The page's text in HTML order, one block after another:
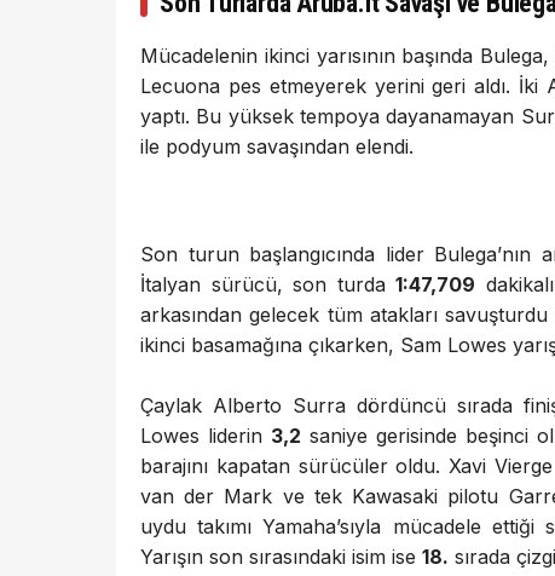
Mücadelenin ikinci yarısının başında Bulega,
Lecuona pes etmeyerek yerini geri aldı.
yaptı. Bu yüksek tempoya dayanamayan
ile podyum savaşından elendi.
Son turun başlangıcında lider Bulega’nın
İtalyan sürücü, son turda1:47,709
arkasından gelecek tüm atakları
ikinci basamağına çıkarken, Sam Lowes
Çaylak Alberto Surra dördüncü sırada
Lowes liderin 3,2 saniye gerisinde beşinci
barajını kapatan sürücüler oldu. Xavi
van der Mark ve tek Kawasaki pilotu
uydu takımı Yamaha’sıyla mücadele ettiği
Yarışın son sırasındaki isim ise 18. sırada